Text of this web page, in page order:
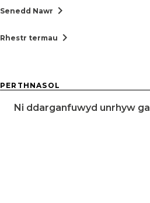
Senedd Nawr chevron_right
Rhestr termau chevron_right
PERTHNASOL
Ni ddarganfuwyd unrhyw